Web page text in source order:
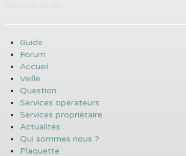
Guide
Forum
Accueil
Veille
Question
Services opérateurs
Services propriétaire
Actualités
Qui sommes nous ?
Plaquette